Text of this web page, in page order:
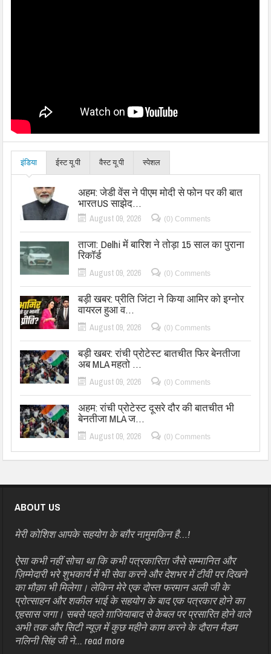
इंडिया ईस्ट यू.पी वैस्ट यू.पी स्पेशल
अहम: जेडी वेंस ने पीएम मोदी से फोन पर की बात
भारतUS साझेद…
August 09, 2026 (0) Comments
ताजा: Delhi में बारिश ने तोड़ा 15 साल का पुराना
रिकॉर्ड
August 09, 2026 (0) Comments
बड़ी खबर: प्रीति जिंटा ने किया आमिर को इग्नोर
वायरल हुआ व…
August 09, 2026 (0) Comments
बड़ी खबर: रांची प्रोटेस्ट बातचीत फिर बेनतीजा
अब MLA महतो …
August 09, 2026 (0) Comments
अहम: रांची प्रोटेस्ट दूसरे दौर की बातचीत भी
बेनतीजा MLA ज…
August 09, 2026 (0) Comments
ABOUT US
मेरी कोशिश आपके सहयोग के बग़ैर नामुमकिन है…!
ऐसा कभी नहीं सोचा था कि कभी पत्रकारिता जैसे सम्मानित और
ज़िम्मेदारी भरे शुभकार्य में भी सेवा करने और देशभर में टीवी पर दिखने
का मौक़ा भी मिलेगा। लेकिन मेरे एक दोस्त फरमान अली जी के
प्रोत्साहन और शकील भाई के सहयोग के बाद एक पत्रकार होने का
एहसास जगा। सबसे पहले ग़ाजियाबाद से केबल पर प्रसारित होने वाले
अभी तक और सिटी न्यूज़ में कुछ महीने काम करने के दौरान मैडम
नलिनी सिंह जी ने...read more